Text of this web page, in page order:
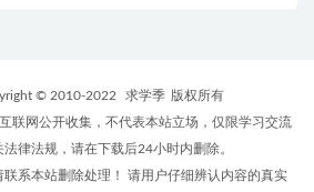
© 2010-2022 求学季 版权所有
联网公开收集，不代表本站立场，仅限学习交流
律法规，请在下载后24小时内删除。
系本站删除处理！ 请用户仔细辨认内容的真实